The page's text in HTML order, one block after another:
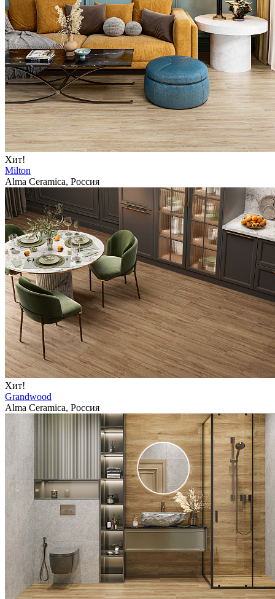
Хит!
Milton
Alma Ceramica, Россия
Хит!
Grandwood
Alma Ceramica, Россия